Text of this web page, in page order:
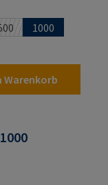
ist zurzeit nicht
(Diese Option ist zurzeit
1000
nicht verfügbar.)
Warenkorb